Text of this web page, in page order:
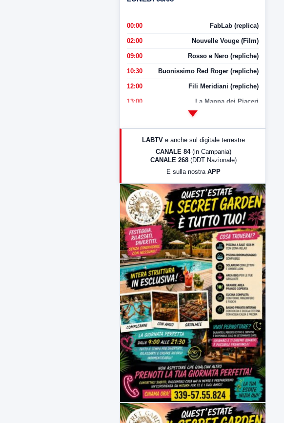
00:00 FabLab (replica)
02:00 Nouvelle Vouge (Film)
09:00 Rosso e Nero (repliche)
10:30 Buonissimo Red Roger (repliche)
12:00 Fili Meridiani (repliche)
13:00 La Mappa dei Piaceri
LabNews (Diretta)
23:00 LabNews (replica)
LABTV e anche sul digitale terrestre
CANALE 84 (in Campania)
CANALE 268 (DDT Nazionale)
E sulla nostra APP